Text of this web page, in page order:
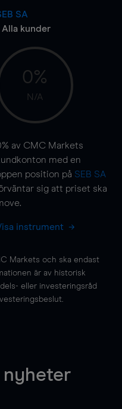
SA
Alla kunder
0%
N/A
av CMC Markets
med en
position på SEB SA
sig att priset ska
.
instrument
Markets och ska endast
är av historisk
eller investeringsråd
nyheter